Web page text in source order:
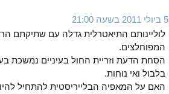
5 ביולי 2011 בשעה 21:00
לוליינותם התיאטרלית גדלה עם שתיקתם
המפוחלצים.
הסחת הדעת וזריית החול בעיניים נמשכת
בלבול ואי נוחות.
האם על המאפיה הבלייריסטית להתחיל